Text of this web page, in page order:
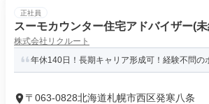
正社員
スーモカウンター住宅アドバイザー(
株式会社リクルート
年休140日！長期キャリア形成可！経験不問の
〒063-0828北海道札幌市西区発寒八条